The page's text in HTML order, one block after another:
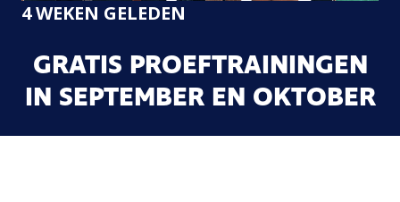
4 WEKEN GELEDEN
GRATIS PROEFTRAININGEN
IN SEPTEMBER EN OKTOBER